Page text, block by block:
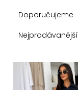
a
n
Doporučujeme
Nejprodávanější